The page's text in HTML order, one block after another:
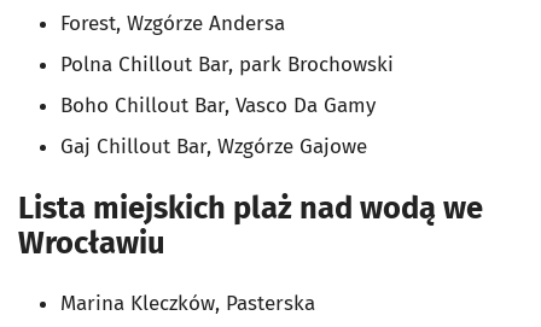
Forest, Wzgórze Andersa
Polna Chillout Bar, park Brochowski
Boho Chillout Bar, Vasco Da Gamy
Gaj Chillout Bar, Wzgórze Gajowe
Lista miejskich plaż nad wodą we
Wrocławiu
Marina Kleczków, Pasterska